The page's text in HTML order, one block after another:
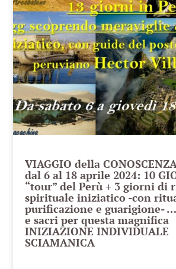
VIAGGIO della
dal 6 al 18 aprile 2024: 10
“tour” del Perù + 3 giorni di
spirituale iniziatico -con
purificazione e guarigione-
e sacri per questa magnifica
INIZIAZIONE INDIVIDUALE
SCIAMANICA